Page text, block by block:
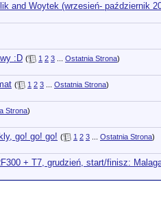
and Woytek (wrzesień- październik
:D ( 1 2 3 Ostatnia Strona)
( 1 2 3 Ostatnia Strona)
Strona)
go! go! go! ( 1 2 3 Ostatnia Strona)
+ T7, grudzień, start/finisz: